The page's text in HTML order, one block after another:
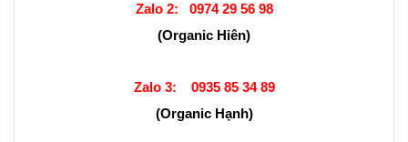
Zalo 2: 0974 29 56 98
(Organic Hiên)
Zalo 3: 0935 85 34 89
(Organic Hạnh)